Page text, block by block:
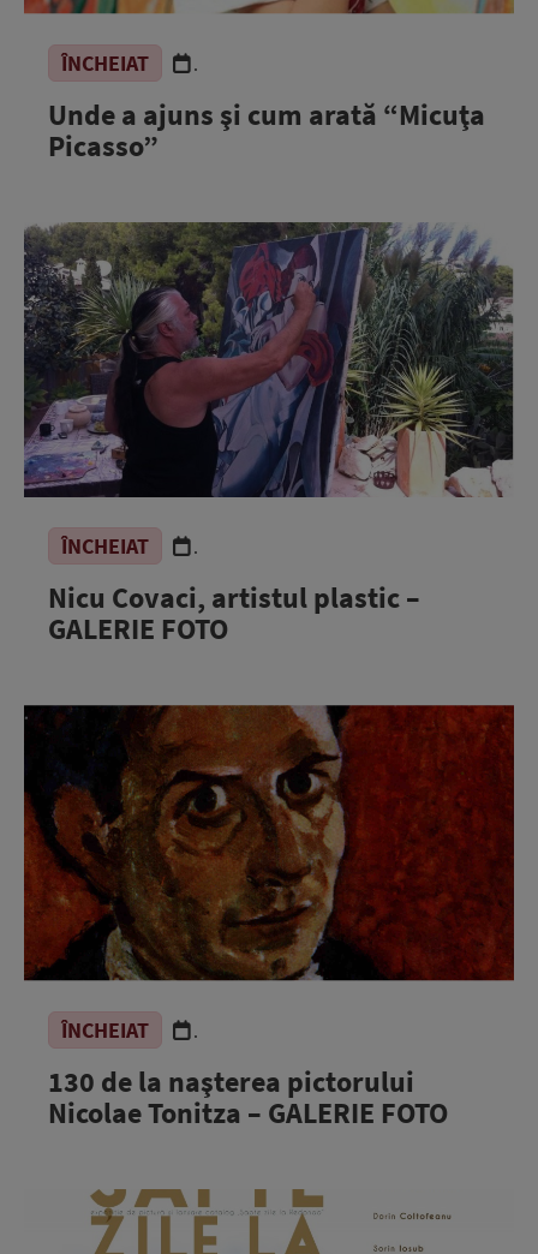
ÎNCHEIAT .
Unde a ajuns şi cum arată “Micuţa
Picasso”
ÎNCHEIAT .
Nicu Covaci, artistul plastic –
GALERIE FOTO
ÎNCHEIAT .
130 de la naşterea pictorului
Nicolae Tonitza – GALERIE FOTO